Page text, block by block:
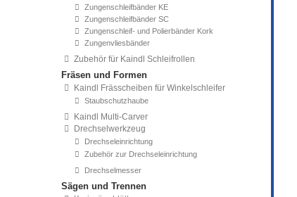
Zungenschleifbänder KE
Zungenschleifbänder SC
Zungenschleif- und Polierbänder Kork
Zungenvliesbänder
Zubehör für Kaindl Schleifrollen
Fräsen und Formen
Kaindl Frässcheiben für Winkelschleifer
Staubschutzhaube
Kaindl Multi-Carver
Drechselwerkzeug
Drechseleinrichtung
Zubehör zur Drechseleinrichtung
Drechselmesser
Sägen und Trennen